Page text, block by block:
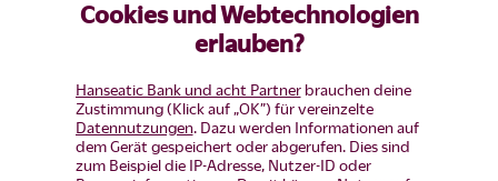
Cookies und Webtechnologien
erlauben?
Hanseatic Bank und acht Partnerbrauchen deine
Zustimmung (Klick auf „OK”) für vereinzelte
Datennutzungen. Dazu werden Informationen auf
dem Gerät gespeichert oder abgerufen. Dies sind
zum Beispiel die IP-Adresse, Nutzer-ID oder
Produkte